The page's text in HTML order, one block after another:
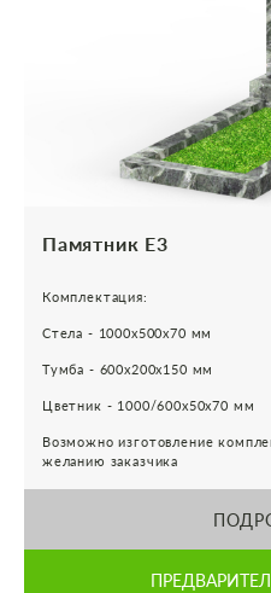
Памятник Е3
Комплектация:
Стела - 1000х500х70 мм
Тумба - 600х200х150 мм
Цветник - 1000/600х50х70 мм
Возможно изготовление
желанию заказчика